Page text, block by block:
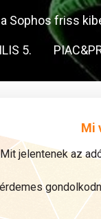
Sophos friss
5.
Mi
Mit jelentenek az